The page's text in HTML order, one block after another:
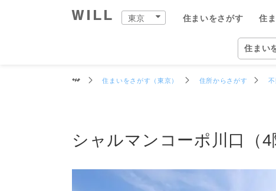
東京 住まいをさがす 住
住まい
住まい
スタッ
住まいをさがす（東京） TOP 住所か
住まいを売る（東京） TOP 仲介手
住まい
中古×リフォーム（東京） TOP チーム
工事の
東京の店舗一覧 TOP 恵比寿営
ウィルグループの全スタッフ TOP ウィル
ウィル
企業情報 TOP 事業紹介
シャルマンコーポ川口
住まいをさがす（東京） 住所からさがす
シャルマンコーポ川口（4